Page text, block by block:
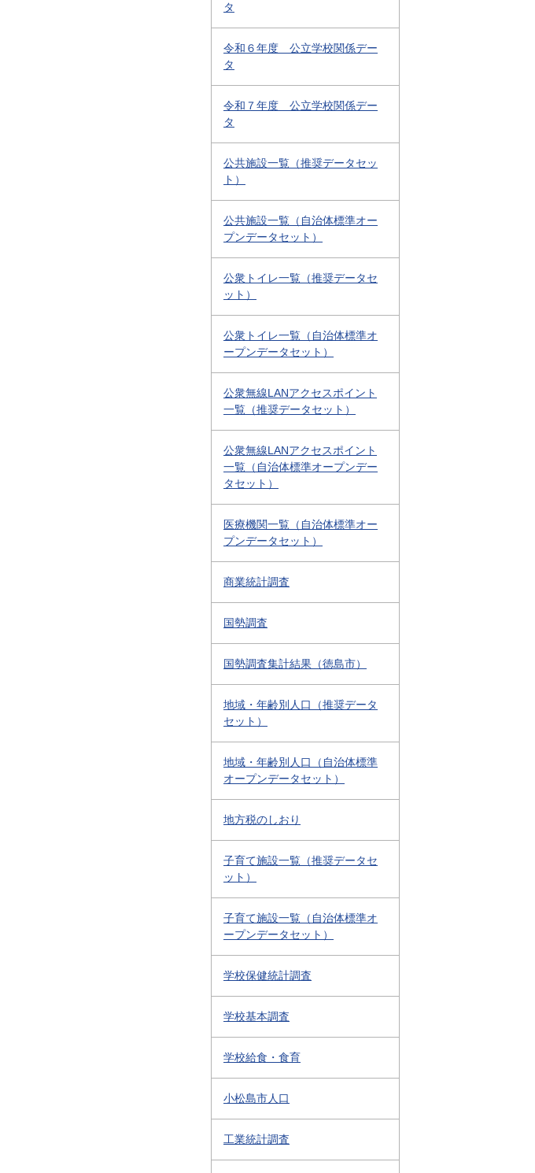
タ
令和６年度 公立学校関係デー
タ
令和７年度 公立学校関係デー
タ
公共施設一覧（推奨データセッ
ト）
公共施設一覧（自治体標準オー
プンデータセット）
公衆トイレ一覧（推奨データセ
ット）
公衆トイレ一覧（自治体標準オ
ープンデータセット）
公衆無線LANアクセスポイント
一覧（推奨データセット）
公衆無線LANアクセスポイント
一覧（自治体標準オープンデー
タセット）
医療機関一覧（自治体標準オー
プンデータセット）
商業統計調査
国勢調査
国勢調査集計結果（徳島市）
地域・年齢別人口（推奨データ
セット）
地域・年齢別人口（自治体標準
オープンデータセット）
地方税のしおり
子育て施設一覧（推奨データセ
ット）
子育て施設一覧（自治体標準オ
ープンデータセット）
学校保健統計調査
学校基本調査
学校給食・食育
小松島市人口
工業統計調査